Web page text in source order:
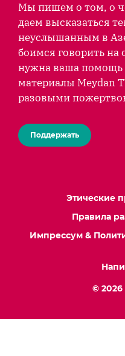
Мы пишем о том, о
даем высказаться
неуслышанным в
боимся говорить
нужна ваша помощь
материалы Meydan
разовыми
Поддержать
Этические
Правила
Импрессум &
© 2026